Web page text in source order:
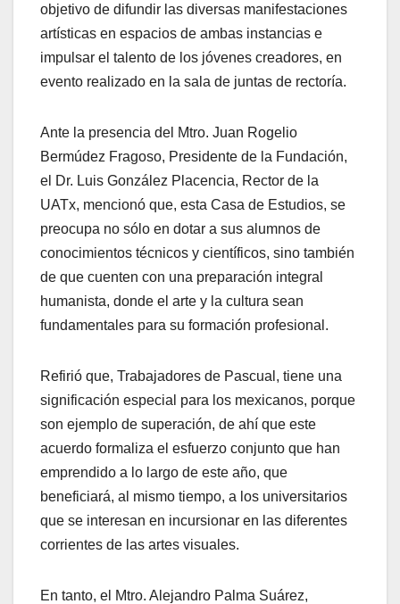
objetivo de difundir las diversas manifestaciones
artísticas en espacios de ambas instancias e
impulsar el talento de los jóvenes creadores, en
evento realizado en la sala de juntas de rectoría.
Ante la presencia del Mtro. Juan Rogelio
Bermúdez Fragoso, Presidente de la Fundación,
el Dr. Luis González Placencia, Rector de la
UATx, mencionó que, esta Casa de Estudios, se
preocupa no sólo en dotar a sus alumnos de
conocimientos técnicos y científicos, sino también
de que cuenten con una preparación integral
humanista, donde el arte y la cultura sean
fundamentales para su formación profesional.
Refirió que, Trabajadores de Pascual, tiene una
significación especial para los mexicanos, porque
son ejemplo de superación, de ahí que este
acuerdo formaliza el esfuerzo conjunto que han
emprendido a lo largo de este año, que
beneficiará, al mismo tiempo, a los universitarios
que se interesan en incursionar en las diferentes
corrientes de las artes visuales.
En tanto, el Mtro. Alejandro Palma Suárez,